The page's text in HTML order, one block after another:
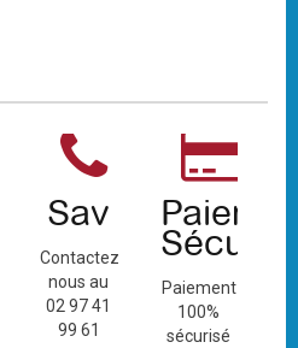
Sav
Contactez-
nous au
02 97 41
99 61
Paiement
100%
sécurisé